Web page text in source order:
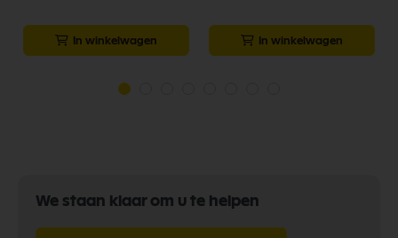
In winkelwagen In winkelwagen
We staan klaar om u te helpen